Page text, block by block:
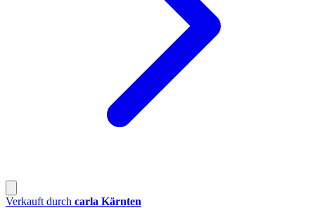
Verkauft durch carla Kärnten